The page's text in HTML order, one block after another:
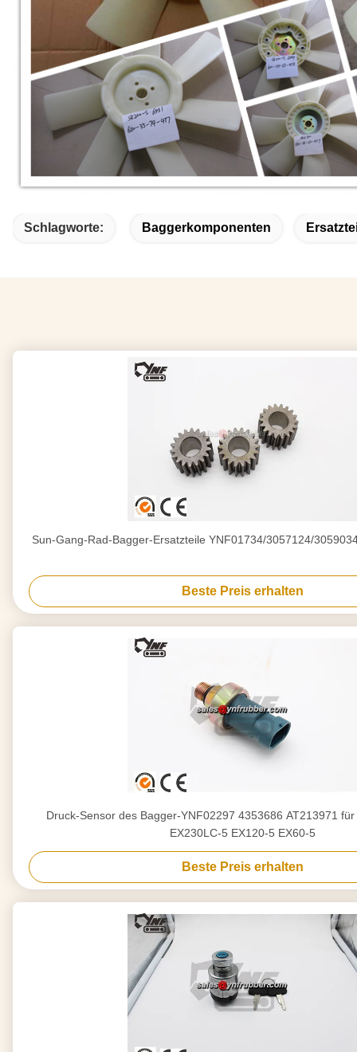
Schlagworte: Baggerkomponenten
Sun-Gang-Rad-Bagger-Ersatzteile YNF01734/3057124/
Beste Preis erhalten
Druck-Sensor des Bagger-YNF02297 4353686 AT213971
EX230LC-5 EX120-5 EX60-5
Beste Preis erhalten